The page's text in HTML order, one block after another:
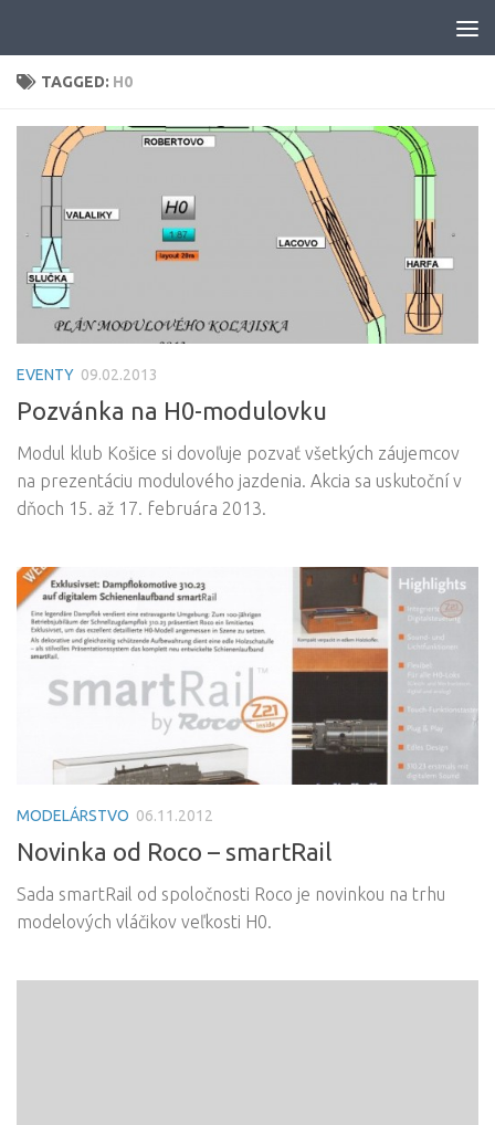
TAGGED: H0
EVENTY 09.02.2013
Pozvánka na H0-modulovku
Modul klub Košice si dovoľuje pozvať všetkých záujemcov
na prezentáciu modulového jazdenia. Akcia sa uskutoční v
dňoch 15. až 17. februára 2013.
MODELÁRSTVO 06.11.2012
Novinka od Roco – smartRail
Sada smartRail od spoločnosti Roco je novinkou na trhu
modelových vláčikov veľkosti H0.